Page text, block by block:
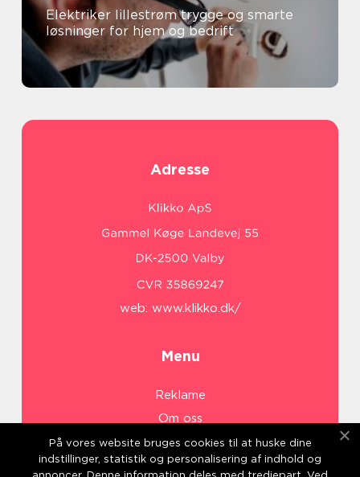
Elektriker lillestrøm trygge og smarte
løsninger for hjem og bedrift
Adresse
web: www.klikko.dk/
Menu
Reklame
Om oss
Cookies
Kontakt Oss
På vores website bruges cookies til at huske dine
indstillinger, statistik og personalisering af indhold og